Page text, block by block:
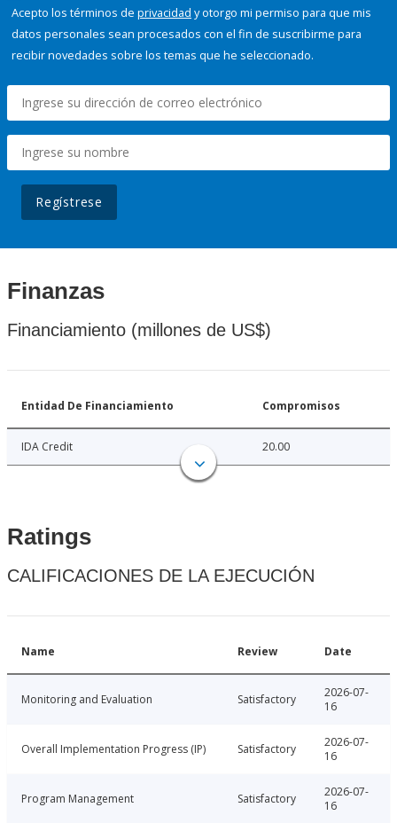
Acepto los términos de privacidad y otorgo mi permiso para que mis
datos personales sean procesados con el fin de suscribirme para
recibir novedades sobre los temas que he seleccionado.
Regístrese
Finanzas
Financiamiento (millones de US$)
Entidad De Financiamiento Compromisos
IDA Credit 20.00
Ratings
CALIFICACIONES DE LA EJECUCIÓN
Name Review Date
Monitoring and Evaluation Satisfactory
2026-07-
16
Overall Implementation Progress (IP) Satisfactory
2026-07-
16
Program Management Satisfactory
2026-07-
16